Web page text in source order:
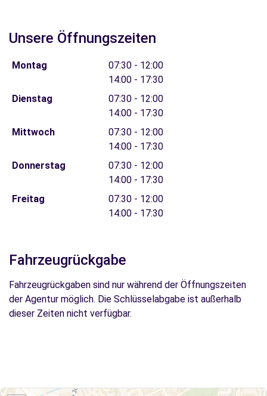
Unsere Öffnungszeiten
Montag
07:30 - 12:00
14:00 - 17:30
Dienstag
07:30 - 12:00
14:00 - 17:30
Mittwoch
07:30 - 12:00
14:00 - 17:30
Donnerstag
07:30 - 12:00
14:00 - 17:30
Freitag
07:30 - 12:00
14:00 - 17:30
Fahrzeugrückgabe
Fahrzeugrückgaben sind nur während der Öffnungszeiten
der Agentur möglich. Die Schlüsselabgabe ist außerhalb
dieser Zeiten nicht verfügbar.